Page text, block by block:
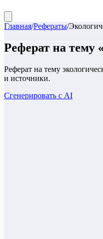
Главная/Рефераты/
Реферат на тему «
Реферат на тему
и источники.
Сгенерировать с AI